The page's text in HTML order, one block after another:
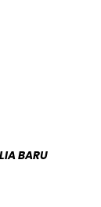
BARU